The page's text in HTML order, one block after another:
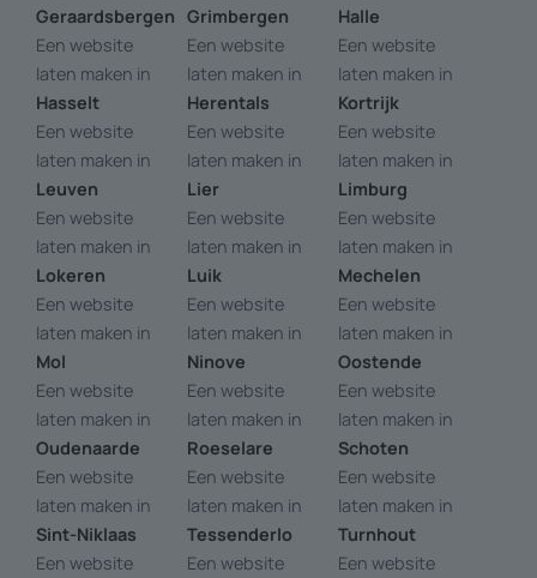
Geraardsbergen Grimbergen
Halle
Een website
laten maken in
Hasselt
Een website
laten maken in
Herentals
Een website
laten maken in
Kortrijk
Een website
laten maken in
Leuven
Een website
laten maken in
Lier
Een website
laten maken in
Limburg
Een website
laten maken in
Lokeren
Een website
laten maken in
Luik
Een website
laten maken in
Mechelen
Een website
laten maken in
Mol
Een website
laten maken in
Ninove
Een website
laten maken in
Oostende
Een website
laten maken in
Oudenaarde
Een website
laten maken in
Roeselare
Een website
laten maken in
Schoten
Een website
laten maken in
Sint-Niklaas
Een website
laten maken in
Tessenderlo
Een website
laten maken in
Turnhout
Een website
Een website
Een website